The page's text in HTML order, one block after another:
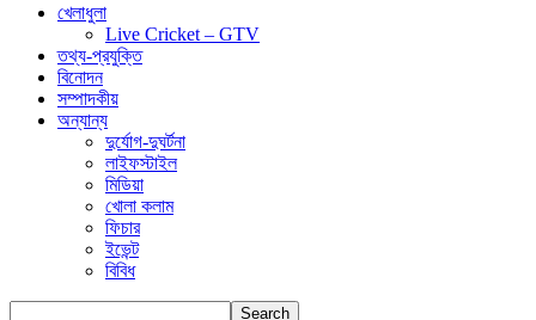
খেলাধুলা
Live Cricket – GTV
তথ্য-প্রযুক্তি
বিনোদন
সম্পাদকীয়
অন্যান্য
দুর্যোগ-দুঘর্টনা
লাইফস্টাইল
মিডিয়া
খোলা কলাম
ফিচার
ইভেন্ট
বিবিধ